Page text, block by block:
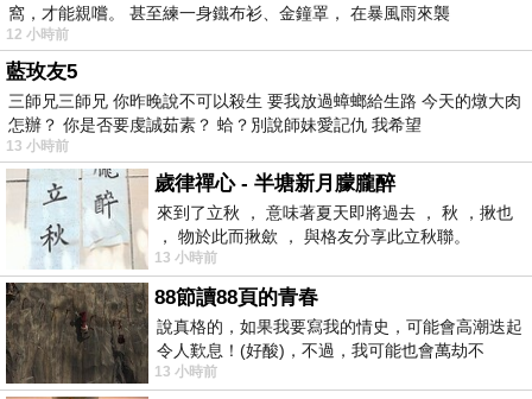
窩，才能親嚐。 甚至練一身鐵布衫、金鐘罩， 在暴風雨來襲
12 小時前
藍玫友5
三師兄三師兄 你昨晚說不可以殺生 要我放過蟑螂給生路 今天的燉大肉
怎辦？ 你是否要虔誠茹素？ 蛤？別說師妹愛記仇 我希望
13 小時前
歲律禪心 - 半塘新月朦朧醉
來到了立秋 ， 意味著夏天即將過去 ， 秋 ，揪也
， 物於此而揪歛 ， 與格友分享此立秋聯。
13 小時前
88節讀88頁的青春
說真格的，如果我要寫我的情史，可能會高潮迭起
令人歎息！(好酸)，不過，我可能也會萬劫不
復...，每天跪鍵盤還是被判了花心的罪
13 小時前